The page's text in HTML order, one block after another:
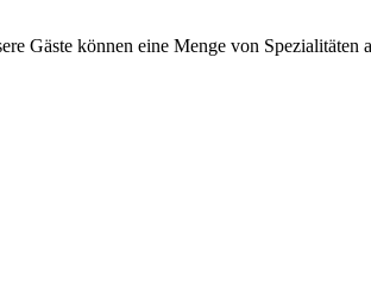
Gäste können eine Menge von Spezialitäten